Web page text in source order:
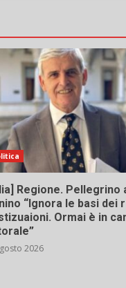
Regione. Pellegrino
“Ignora le basi dei
Ormai è in
2026